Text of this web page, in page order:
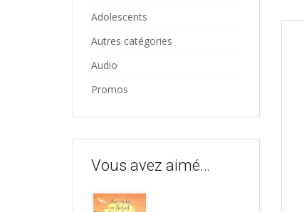
Adolescents
Autres catégories
Audio
Promos
Vous avez aimé…